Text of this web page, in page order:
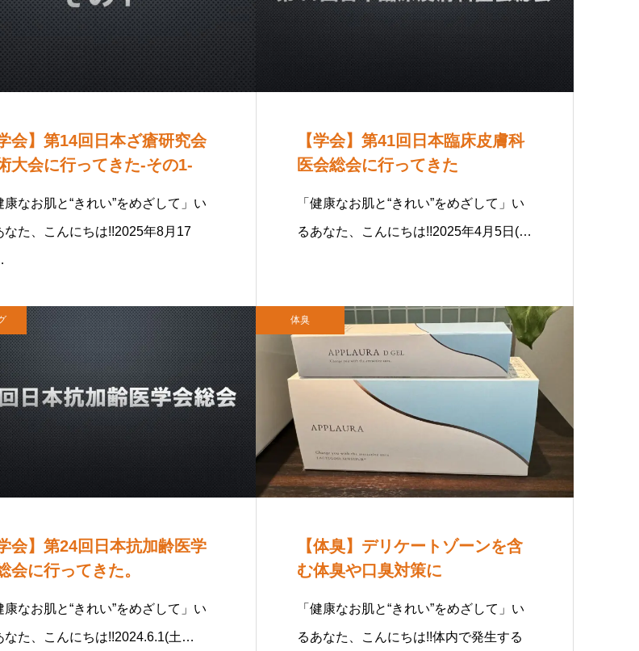
学会】第14回日本ざ瘡研究会
大会に行ってきた-その1-
康なお肌と“きれい”をめざして」い
なた、こんにちは!!2025年8月17
【学会】第41回日本臨床皮膚科
医会総会に行ってきた
「健康なお肌と“きれい”をめざして」い
るあなた、こんにちは!!2025年4月5日(…
学会】第24回日本抗加齢医学
会に行ってきた。
康なお肌と“きれい”をめざして」い
なた、こんにちは!!2024.6.1(土…
体臭
【体臭】デリケートゾーンを含
む体臭や口臭対策に
「健康なお肌と“きれい”をめざして」い
るあなた、こんにちは!!体内で発生する